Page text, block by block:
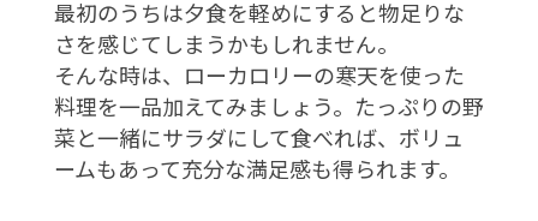
最初のうちは夕食を軽めにすると物足りな
さを感じてしまうかもしれません。
そんな時は、ローカロリーの寒天を使った
料理を一品加えてみましょう。たっぷりの野
菜と一緒にサラダにして食べれば、ボリュ
ームもあって充分な満足感も得られます。